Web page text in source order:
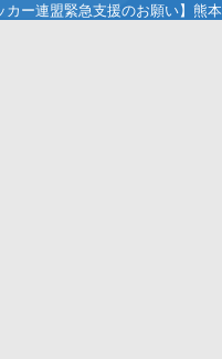
カー連盟緊急支援のお願い】熊